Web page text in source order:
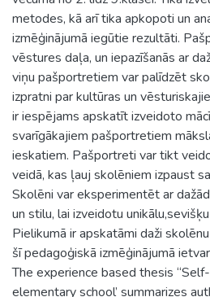
metodes, kā arī tika apkopoti un
izmēģinājumā iegūtie rezultāti.
vēstures daļa, un iepazīšanās ar
viņu pašportretiem var palīdzēt
izpratni par kultūras un
ir iespējams apskatīt izveidoto
svarīgākajiem pašportretiem
ieskatiem. Pašportreti var tikt
veidā, kas ļauj skolēniem izpaust
Skolēni var eksperimentēt ar
un stilu, lai izveidotu
Pielikumā ir apskatāmi daži
šī pedagoģiskā izmēģinājumā
The experience based thesis
elementary school’ summarizes